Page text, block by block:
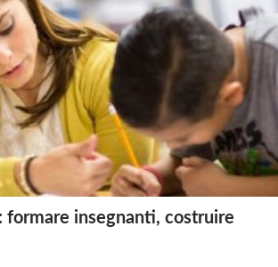
formare insegnanti, costruire